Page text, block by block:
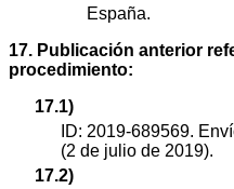
España.
17. Publicación anterior
procedimiento:
17.1)
ID: 2019-689569.
(2 de julio de 2019).
17.2)